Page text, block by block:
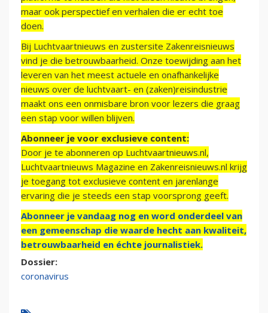
maar ook perspectief en verhalen die er echt toe
doen.
Bij Luchtvaartnieuws en zustersite Zakenreisnieuws
vind je die betrouwbaarheid. Onze toewijding aan het
leveren van het meest actuele en onafhankelijke
nieuws over de luchtvaart- en (zaken)reisindustrie
maakt ons een onmisbare bron voor lezers die graag
een stap voor willen blijven.
Abonneer je voor exclusieve content:
Door je te abonneren op Luchtvaartnieuws.nl,
Luchtvaartnieuws Magazine en Zakenreisnieuws.nl krijg
je toegang tot exclusieve content en jarenlange
ervaring die je steeds een stap voorsprong geeft.
Abonneer je vandaag nog en word onderdeel van
een gemeenschap die waarde hecht aan kwaliteit,
betrouwbaarheid en échte journalistiek.
Dossier:
coronavirus